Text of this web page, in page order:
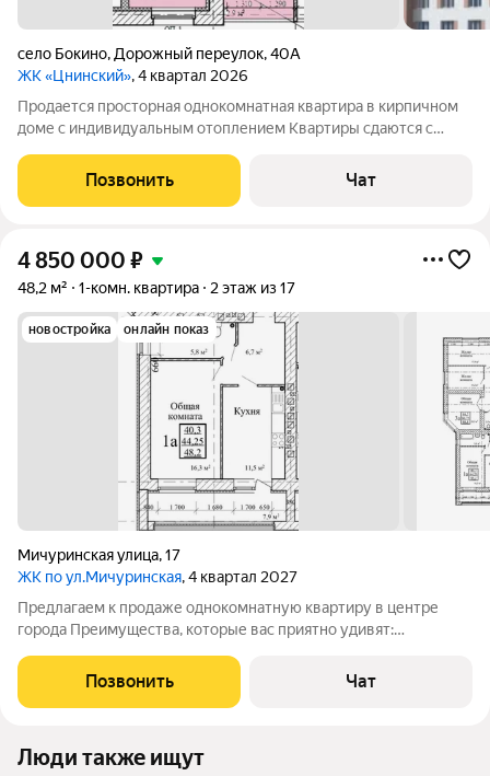
село Бокино, Дорожный переулок,40А
ЖК «Цнинский», 4 квартал 2026
Продается просторная однокомнатная квартира в кирпичном
доме с индивидуальным отоплением Квартиры сдаются с
электричества -отштукатурены внутренние кирпичные стены
-установлен газовый котел -остеклена
Позвонить Чат
4 850 000 ₽
48,2 м² 1-комн. квартира 2 этаж из 17
новостройка онлайн показ
Мичуринская улица,17
ЖК по ул.Мичуринская, 4 квартал 2027
Предлагаем к продаже однокомнатную квартиру в центре
города Преимущества, которые вас приятно удивят:
переплатах за центральное отопление. Вы сами
контролируете температуру в своей квартире, а
Позвонить Чат
Люди также ищут